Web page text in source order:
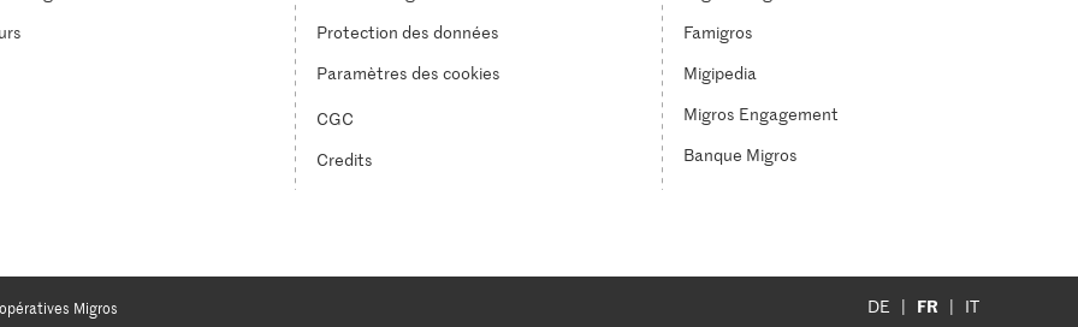
Protection des données
Paramètres des cookies
CGC
Credits
Famigros
Migipedia
Migros Engagement
Banque Migros
Migros DE FR IT